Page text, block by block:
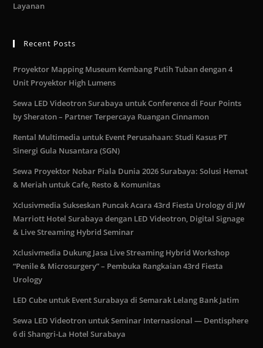
Layanan
Recent Posts
Proyektor Mapping Museum Kembang Putih Tuban dengan 4
Unit Proyektor High Lumens
Sewa LED Videotron Surabaya untuk Conference di Four Points
by Sheraton – Partner Terpercaya Ruangan Cinnamon
Rental Multimedia untuk Event Perusahaan: Studi Kasus PT
Sinergi Gula Nusantara (SGN)
Sewa Proyektor Nobar Piala Dunia 2026 Surabaya: Solusi Hemat
& Meriah untuk Cafe, Resto & Komunitas
Xclusivmedia Sukseskan Puncak Acara 43rd Fiesta Urology di JW
Marriott Hotel Surabaya dengan LED Videotron, Digital Signage
& Live Streaming Hybrid Seminar
Xclusivmedia Dukung Jasa Live Streaming Hybrid Workshop
“Penile & Microsurgery” – Pembuka Rangkaian 43rd Fiesta
Urology
LED Cube untuk Event Surabaya di Semarak Lelang Bank Jatim
Sewa LED Videotron untuk Seminar Internasional — Dentisphere
6 di Shangri-La Hotel Surabaya